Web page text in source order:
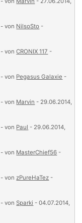
- von NilsoSto -
- vonCRONIX 117 -
- von Pegasus Galaxie -
- von Marvin - 29.06.2014,
- von Paul - 29.06.2014,
- von MasterChief56 -
- vonzPureHaTez -
- vonSparki - 04.07.2014,